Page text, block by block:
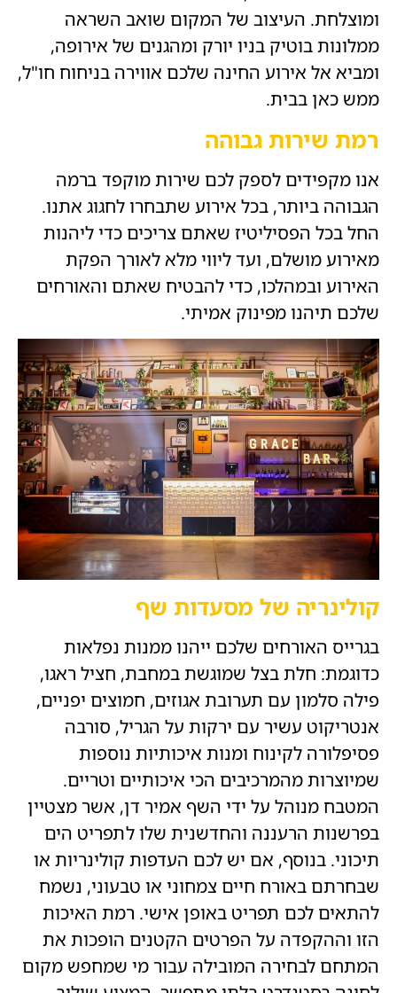
ומוצלחת. העיצוב של המקום שואב השראה
ממלונות בוטיק בניו יורק ומהגנים של אירופה,
ומביא אל אירוע החינה שלכם אווירה בניחוח חו"ל,
ממש כאן בבית.
רמת שירות גבוהה
אנו מקפידים לספק לכם שירות מוקפד ברמה
הגבוהה ביותר, בכל אירוע שתבחרו לחגוג אתנו.
החל בכל הפסיליטיז שאתם צריכים כדי ליהנות
מאירוע מושלם, ועד ליווי מלא לאורך הפקת
האירוע ובמהלכו, כדי להבטיח שאתם והאורחים
שלכם תיהנו מפינוק אמיתי.
קולינריה של מסעדות שף
בגרייס האורחים שלכם ייהנו ממנות נפלאות
כדוגמת: חלת בצל שמוגשת במחבת, חציל ראגו,
פילה סלמון עם תערובת אגוזים, חמוצים יפניים,
אנטריקוט עשיר עם ירקות על הגריל, סורבה
פסיפלורה לקינוח ומנות איכותיות נוספות
שמיוצרות מהמרכיבים הכי איכותיים וטריים.
המטבח מנוהל על ידי השף אמיר דן, אשר מצטיין
בפרשנות הרעננה והחדשנית שלו לתפריט הים
תיכוני. בנוסף, אם יש לכם העדפות קולינריות או
שבחרתם באורח חיים צמחוני או טבעוני, נשמח
להתאים לכם תפריט באופן אישי. רמת האיכות
הזו וההקפדה על הפרטים הקטנים הופכות את
המתחם לבחירה המובילה עבור מי שמחפש מקום